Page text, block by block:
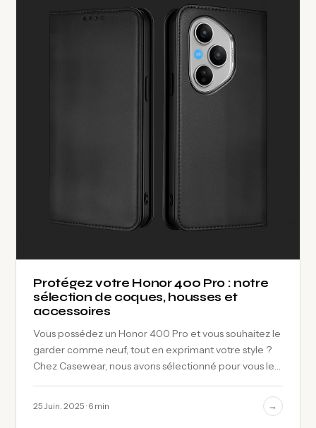
Protégez votre Honor 400 Pro : notre
sélection de coques, housses et
accessoires
Vous possédez un Honor 400 Pro et vous souhaitez le
garder comme neuf, tout en exprimant votre style ?
Chez Casewear, nous avons sélectionné pour vous les
25 Juin. 2025 · 6 min →